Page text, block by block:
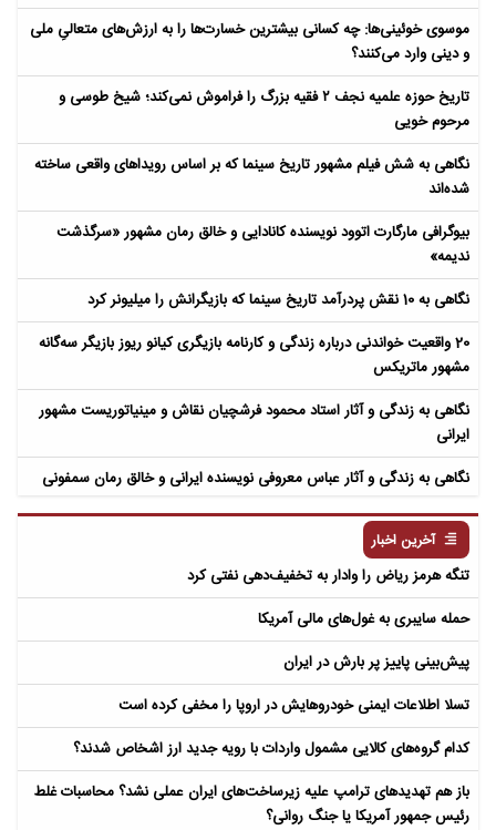
موسوی خوئینی‌ها: چه کسانی بیشترین خسارت‌ها را به ارزش‌های متعالیِ ملی
و دینی وارد می‌کنند؟
تاریخ حوزه علمیه نجف ۲ فقیه بزرگ را فراموش نمی‌کند؛ شیخ طوسی و
مرحوم خویی
نگاهی به شش فیلم مشهور تاریخ سینما که بر اساس رویداهای واقعی ساخته
شده‌اند
بیوگرافی مارگارت اتوود نویسنده کانادایی و خالق رمان مشهور «سرگذشت
ندیمه»
نگاهی به 10 نقش پردرآمد تاریخ سینما که بازیگرانش را میلیونر کرد
20 واقعیت خواندنی درباره زندگی و کارنامه بازیگری کیانو ریوز بازیگر سه‌گانه
مشهور ماتریکس
نگاهی به زندگی و آثار استاد محمود فرشچیان نقاش و مینیاتوریست مشهور
ایرانی
نگاهی به زندگی و آثار عباس معروفی نویسنده ایرانی و خالق رمان سمفونی
آخرین اخبار
تنگه هرمز ریاض را وادار به تخفیف‌دهی نفتی کرد
حمله سایبری به غول‌های مالی آمریکا
پیش‌بینی پاییز پر بارش در ایران
تسلا اطلاعات ایمنی خودروهایش در اروپا را مخفی کرده است
کدام گروه‌های کالایی مشمول واردات با رویه جدید ارز اشخاص شدند؟
باز هم تهدیدهای ترامپ علیه زیرساخت‌های ایران عملی نشد؟ محاسبات غلط
رئیس جمهور آمریکا یا جنگ روانی؟